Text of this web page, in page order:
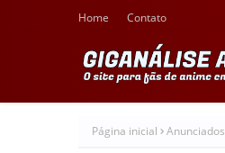
Home Contato
Página inicial Anunciados